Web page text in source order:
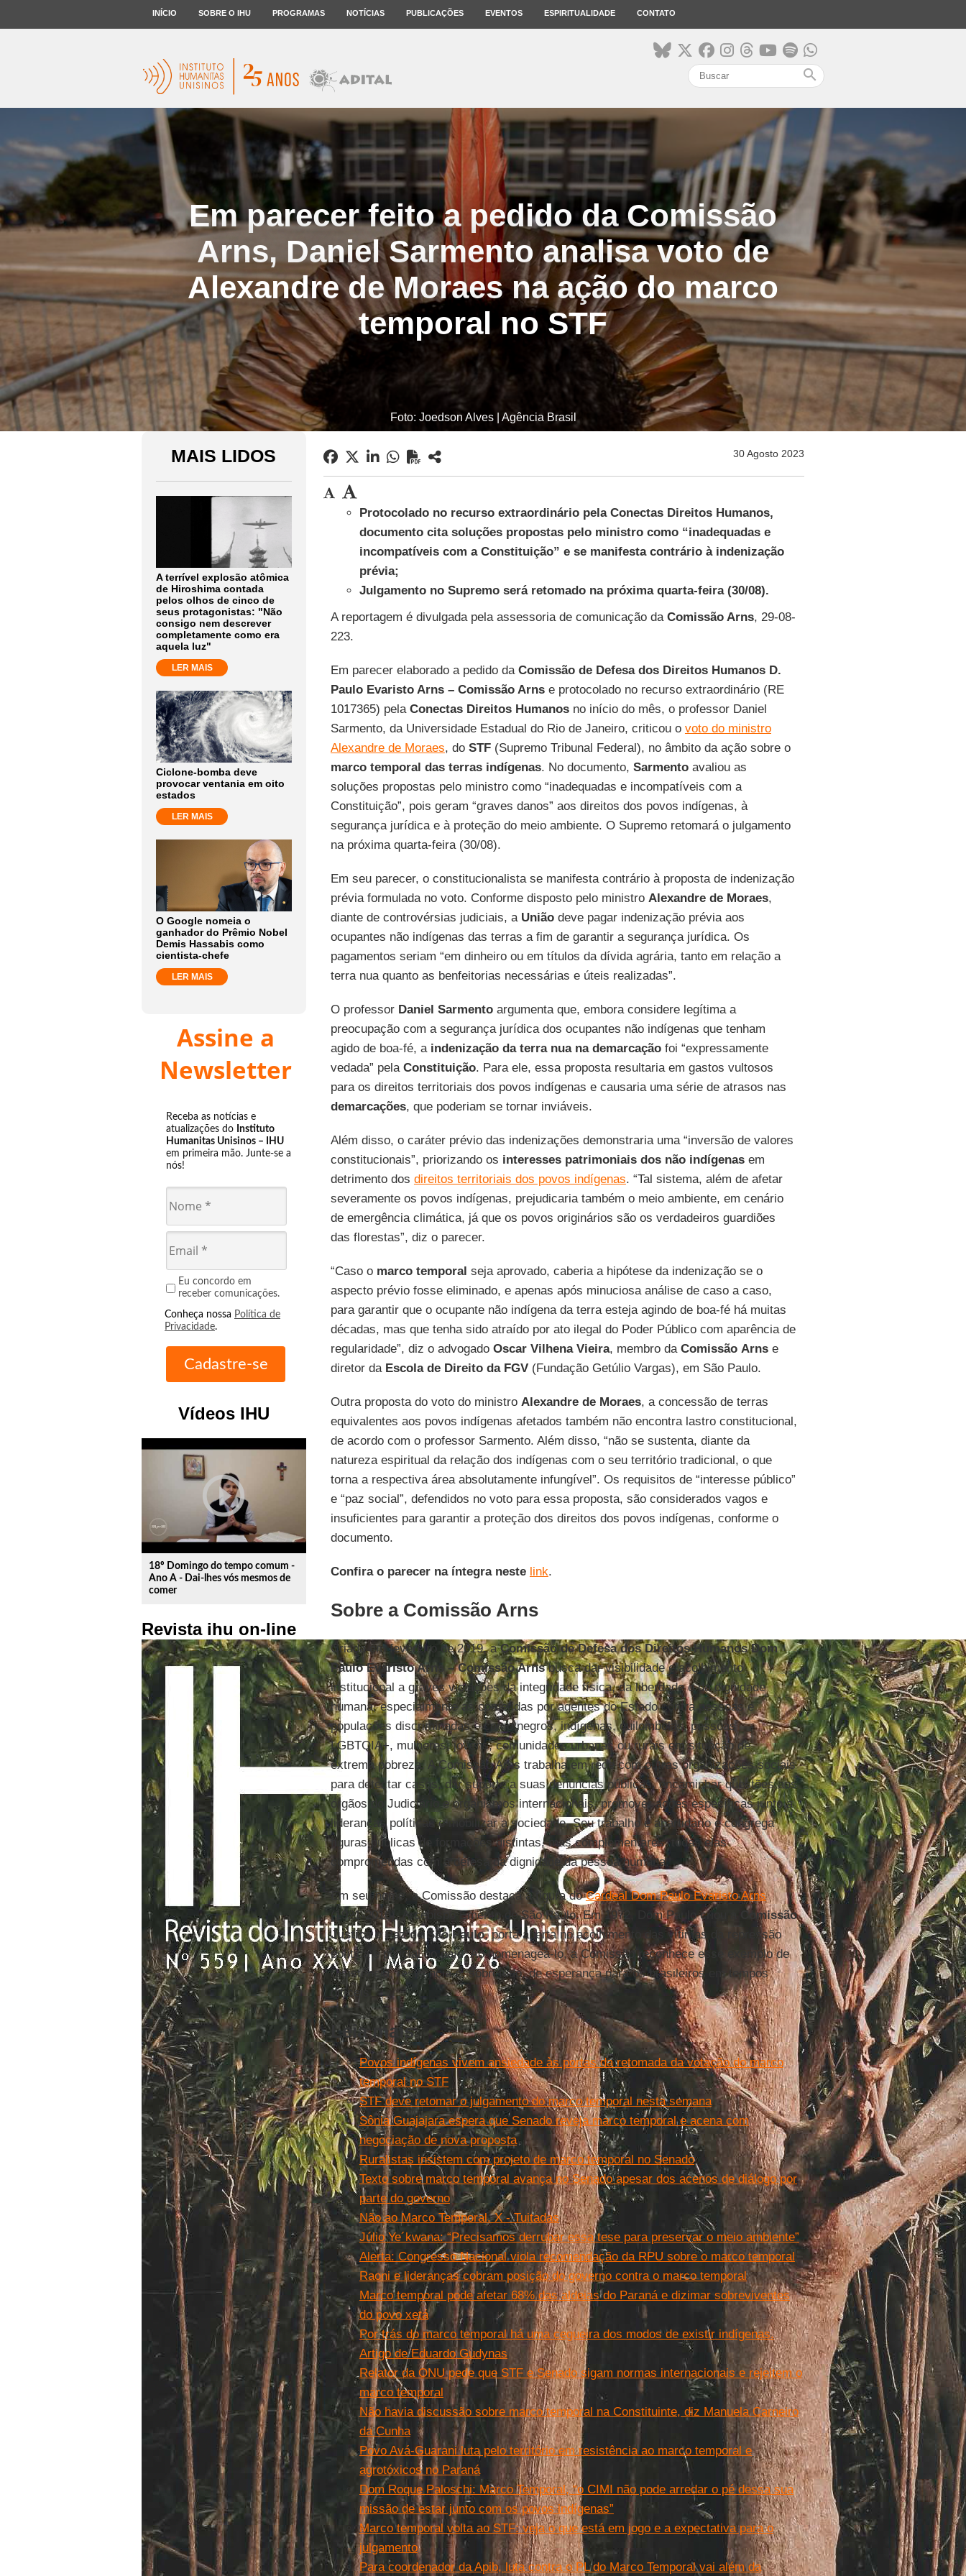
INÍCIO SOBRE O IHU PROGRAMAS NOTÍCIAS PUBLICAÇÕES EVENTOS ESPIRITUALIDADE CONTATO
search
Em parecer feito a pedido da Comissão
Arns, Daniel Sarmento analisa voto de
Alexandre de Moraes na ação do marco
temporal no STF
Foto: Joedson Alves | Agência Brasil
MAIS LIDOS
A terrível explosão atômica
de Hiroshima contada
pelos olhos de cinco de
seus protagonistas: "Não
consigo nem descrever
completamente como era
aquela luz"
LER MAIS
Ciclone-bomba deve
provocar ventania em oito
estados
LER MAIS
O Google nomeia o
ganhador do Prêmio Nobel
Demis Hassabis como
cientista-chefe
LER MAIS
Assine a
Newsletter
Receba as notícias e
atualizações do Instituto
Humanitas Unisinos – IHU
em primeira mão. Junte-se a
nós!
Eu concordo em
receber comunicações.
Conheça nossa Política de
Privacidade.
Vídeos IHU
play_circle_outline
18º Domingo do tempo comum -
Ano A - Dai-lhes vós mesmos de
comer
Revista ihu on-line
30 Agosto 2023
Protocolado no recurso extraordinário pela Conectas Direitos Humanos,
documento cita soluções propostas pelo ministro como “inadequadas e
incompatíveis com a Constituição” e se manifesta contrário à indenização
prévia;
Julgamento no Supremo será retomado na próxima quarta-feira (30/08).
A reportagem é divulgada pela assessoria de comunicação da Comissão Arns, 29-08-
223.
Em parecer elaborado a pedido da Comissão de Defesa dos Direitos Humanos D.
Paulo Evaristo Arns – Comissão Arnse protocolado no recurso extraordinário (RE
1017365) pela Conectas Direitos Humanosno início do mês, o professor Daniel
Sarmento, da Universidade Estadual do Rio de Janeiro, criticou o voto do ministro
Alexandre de Moraes, do STF(Supremo Tribunal Federal), no âmbito da ação sobre o
marco temporal das terras indígenas. No documento, Sarmentoavaliou as
soluções propostas pelo ministro como “inadequadas e incompatíveis com a
Constituição”, pois geram “graves danos” aos direitos dos povos indígenas, à
segurança jurídica e à proteção do meio ambiente. O Supremo retomará o julgamento
na próxima quarta-feira (30/08).
Em seu parecer, o constitucionalista se manifesta contrário à proposta de indenização
prévia formulada no voto. Conforme disposto pelo ministro Alexandre de Moraes,
diante de controvérsias judiciais, a Uniãodeve pagar indenização prévia aos
ocupantes não indígenas das terras a fim de garantir a segurança jurídica. Os
pagamentos seriam “em dinheiro ou em títulos da dívida agrária, tanto em relação a
terra nua quanto as benfeitorias necessárias e úteis realizadas”.
O professor Daniel Sarmentoargumenta que, embora considere legítima a
preocupação com a segurança jurídica dos ocupantes não indígenas que tenham
agido de boa-fé, a indenização da terra nua na demarcaçãofoi “expressamente
vedada” pela Constituição. Para ele, essa proposta resultaria em gastos vultosos
para os direitos territoriais dos povos indígenas e causaria uma série de atrasos nas
demarcações, que poderiam se tornar inviáveis.
Além disso, o caráter prévio das indenizações demonstraria uma “inversão de valores
constitucionais”, priorizando os interesses patrimoniais dos não indígenasem
detrimento dos direitos territoriais dos povos indígenas. “Tal sistema, além de afetar
severamente os povos indígenas, prejudicaria também o meio ambiente, em cenário
de emergência climática, já que os povos originários são os verdadeiros guardiões
das florestas”, diz o parecer.
“Caso o marco temporal seja aprovado, caberia a hipótese da indenização se o
aspecto prévio fosse eliminado, e apenas após minuciosa análise de caso a caso,
para garantir que o ocupante não indígena da terra esteja agindo de boa-fé há muitas
décadas, mas que tenha sido atraído por ato ilegal do Poder Público com aparência de
regularidade”, diz o advogado Oscar Vilhena Vieira, membro da Comissão Arnse
diretor da Escola de Direito da FGV(Fundação Getúlio Vargas), em São Paulo.
Outra proposta do voto do ministro Alexandre de Moraes, a concessão de terras
equivalentes aos povos indígenas afetados também não encontra lastro constitucional,
de acordo com o professor Sarmento. Além disso, “não se sustenta, diante da
natureza espiritual da relação dos indígenas com o seu território tradicional, o que
torna a respectiva área absolutamente infungível”. Os requisitos de “interesse público”
e “paz social”, defendidos no voto para essa proposta, são considerados vagos e
insuficientes para garantir a proteção dos direitos dos povos indígenas, conforme o
documento.
Confira o parecer na íntegra neste link.
Sobre a Comissão Arns
Criada em fevereiro de 2019, aComissão de Defesa dos Direitos Humanos Dom
Paulo Evaristo Arns – Comissão Arnsbusca dar visibilidade e acolhimento
institucional a graves violações da integridade física, da liberdade e da dignidade
humana, especialmente as cometidas por agentes do Estado contra pessoas e
populações discriminadas – como negros, indígenas, quilombolas, pessoas
LGBTQIA+, mulheres, jovens, comunidades urbanas ou rurais em situação de
extrema pobreza. A Comissão Arns trabalha em rede com outras organizações sociais
para detectar casos, dar suporte a suas denúncias públicas, encaminhar questões aos
órgãos do Judiciário e organismos internacionais, promover ações específicas junto a
lideranças políticas e mobilizar a sociedade. Seu trabalho é apartidário e congrega
figuras públicas de formações distintas, mas complementares, todas elas
comprometidas com a defesa da dignidade da pessoa humana.
Em seu nome, a Comissão destaca a figura doCardeal Dom Paulo Evaristo Arns
(1921-2016), Arcebispo Emérito de São Paulo. Em 1972, Dom Paulo criou a
Comissão
Justiça e Paz de São Paulo, porta aberta no acolhimento das vítimas da repressão
política e policial no país. Ao homenageá-lo, a Comissão reconhece esse exemplo de
resistência, resiliência e, sobretudo, de esperança para os brasileiros em tempos
difíceis.
Leia mais
Povos indígenas vivem ansiedade às portas da retomada da votação do marco
temporal no STF
STF deve retomar o julgamento do marco temporal nesta semana
Sônia Guajajara espera que Senado reveja marco temporal e acena com
negociação de nova proposta
Ruralistas insistem com projeto de marco temporal no Senado
Texto sobre marco temporal avança no Senado apesar dos acenos de diálogo por
parte do governo
Não ao Marco Temporal. X - Tuitadas
Júlio Ye´kwana: “Precisamos derrubar essa tese para preservar o meio ambiente”
Alerta: Congresso Nacional viola recomendação da RPU sobre o marco temporal
Raoni e lideranças cobram posição do governo contra o marco temporal
Marco temporal pode afetar 68% das aldeias do Paraná e dizimar sobreviventes
do povo xetá
Por trás do marco temporal há uma cegueira dos modos de existir indígenas.
Artigo de Eduardo Gudynas
Relator da ONU pede que STF e Senado sigam normas internacionais e rejeitem o
marco temporal
Não havia discussão sobre marco temporal na Constituinte, diz Manuela Carneiro
da Cunha
Povo Avá-Guarani luta pelo território em resistência ao marco temporal e
agrotóxicos no Paraná
Dom Roque Paloschi: Marco Temporal, “o CIMI não pode arredar o pé dessa sua
missão de estar junto com os povos indígenas”
Marco temporal volta ao STF: veja o que está em jogo e a expectativa para o
julgamento
Para coordenador da Apib, luta contra o PL do Marco Temporal vai além da